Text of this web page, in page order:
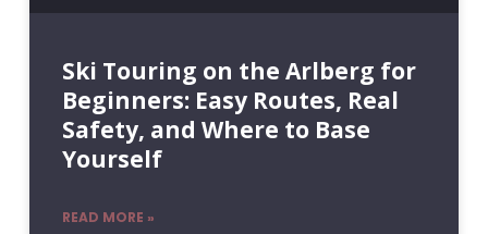
Ski Touring on the Arlberg for
Beginners: Easy Routes, Real
Safety, and Where to Base
Yourself
READ MORE »